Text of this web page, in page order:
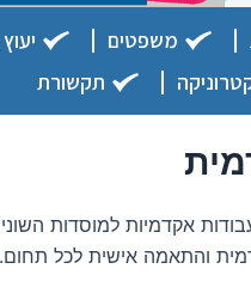
משפטים
תקשורת
אקדמיות למוסדות
והתאמה אישית לכל תחום.